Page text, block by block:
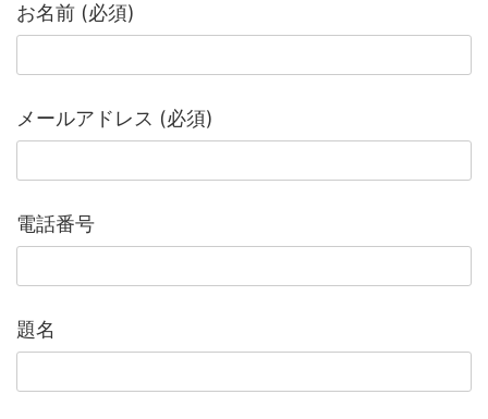
お名前 (必須)
メールアドレス (必須)
電話番号
題名